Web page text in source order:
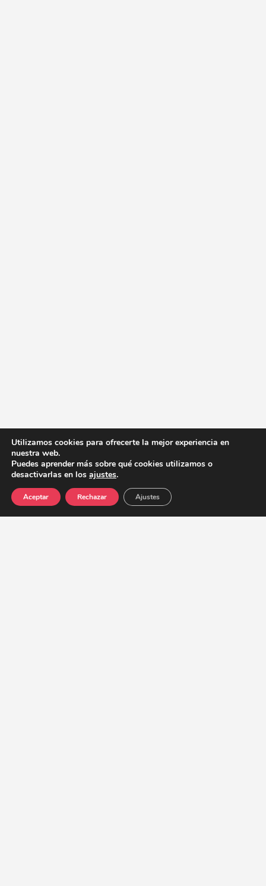
Utilizamos cookies para ofrecerte la mejor experiencia en
nuestra web.
Puedes aprender más sobre qué cookies utilizamos o
desactivarlas en los ajustes.
Aceptar Rechazar Ajustes